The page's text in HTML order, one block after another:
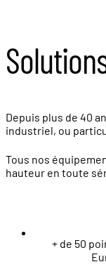
Depuis plus de 40
industriel, ou
Tous nos
hauteur en toute
+ de 50